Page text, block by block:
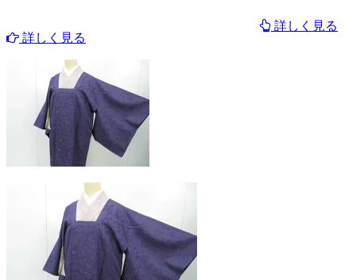
詳しく見る
詳しく見る